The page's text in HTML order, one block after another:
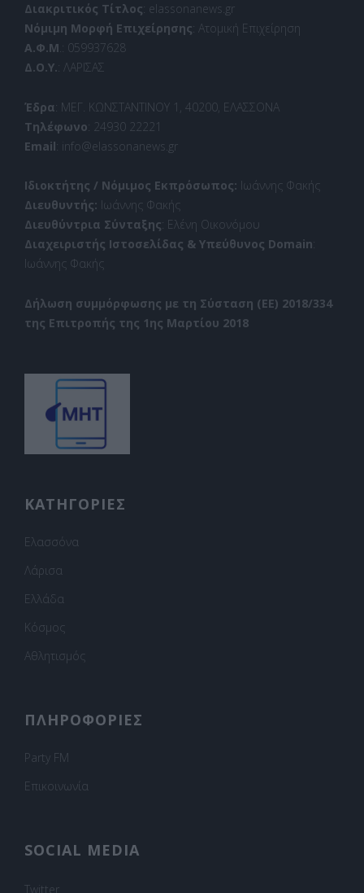
Διακριτικός Τίτλος: elassonanews.gr
Νόμιμη Μορφή Επιχείρησης: Ατομική Επιχείρηση
Α.Φ.Μ.: 059937628
Δ.Ο.Υ.: ΛΑΡΙΣΑΣ
Έδρα: ΜΕΓ. ΚΩΝΣΤΑΝΤΙΝΟΥ 1, 40200, ΕΛΑΣΣΟΝΑ
Τηλέφωνο: 24930 22221
Email: info@elassonanews.gr
Ιδιοκτήτης / Νόμιμος Εκπρόσωπος: Ιωάννης Φακής
Διευθυντής: Ιωάννης Φακής
Διευθύντρια Σύνταξης: Ελένη Οικονόμου
Διαχειριστής Ιστοσελίδας & Υπεύθυνος Domain:
Ιωάννης Φακής
Δήλωση συμμόρφωσης με τη Σύσταση (ΕΕ) 2018/334
της Επιτροπής της 1ης Μαρτίου 2018
ΚΑΤΗΓΟΡΙΕΣ
Ελασσόνα
Λάρισα
Ελλάδα
Κόσμος
Αθλητισμός
ΠΛΗΡΟΦΟΡΙΕΣ
Party FM
Επικοινωνία
SOCIAL MEDIA
Twitter